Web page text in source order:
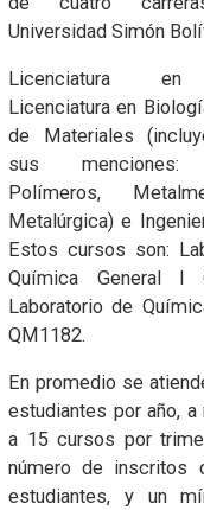
Universidad Simón
Licenciatura en
Licenciatura en
de Materiales
sus menciones:
Polímeros,
Metalúrgica) e
Estos cursos son:
Química General I
Laboratorio de
QM1182.
En promedio se
estudiantes por año, a
a 15 cursos por
número de inscritos
estudiantes, y un